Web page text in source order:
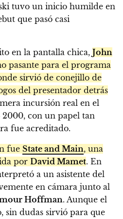
tuvo un inicio humilde en
que pasó casi
en la pantalla chica, John
pasante para el programa
sirvió de conejillo de
del presentador detrás
incursión real en el
con un papel tan
fue acreditado.
fue State and Main, una
por David Mamet. En
a un asistente del
en cámara junto al
Hoffman. Aunque el
sin dudas sirvió para que